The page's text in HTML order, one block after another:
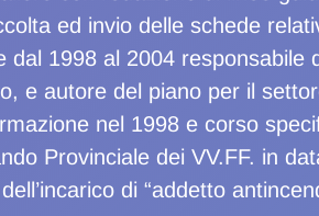
ed invio delle schede
dal 1998 al 2004 responsabile
e autore del piano per il
nel 1998 e corso
Provinciale dei VV.FF. in
di “addetto